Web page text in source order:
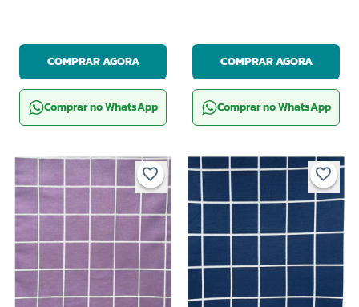
COMPRAR AGORA
Comprar no WhatsApp
COMPRAR AGORA
Comprar no WhatsApp